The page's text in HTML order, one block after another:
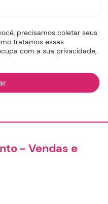
precisamos coletar seus
tratamos essas
com a sua privacidade,
- Vendas e